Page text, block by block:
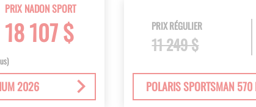
PRIX NADON SPORT
18 107 $
2026
PRIX RÉGULIER
11 249 $
POLARIS SPORTSMAN